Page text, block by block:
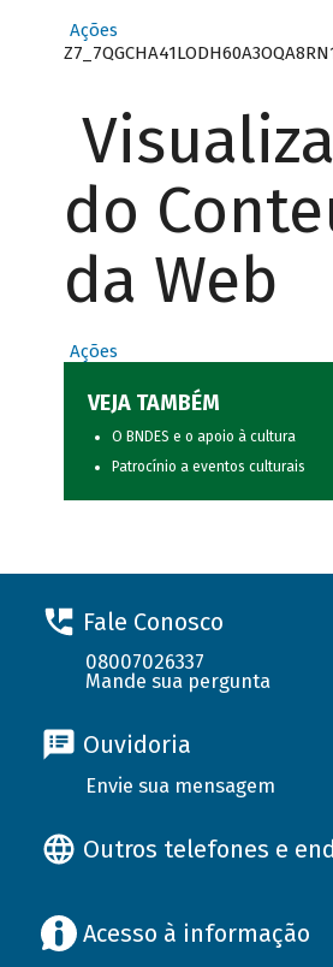
Ações
do
da Web
Ações
VEJA TAMBÉM
O BNDES e o apoio à cultura
Patrocínio a eventos culturais
Fale Conosco
08007026337
Mande sua pergunta
Ouvidoria
Envie sua mensagem
Outros telefones e
Acesso à informação